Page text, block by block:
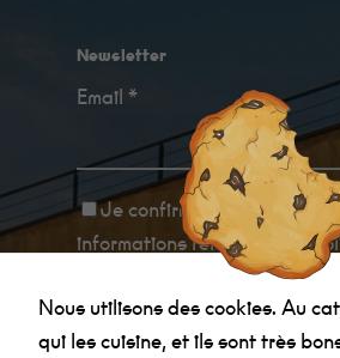
Newsletter
Email *
Je confirme avoir
pris
informations relatives à la
Nous utilisons des cookies. Au
qui les cuisine, et ils sont très